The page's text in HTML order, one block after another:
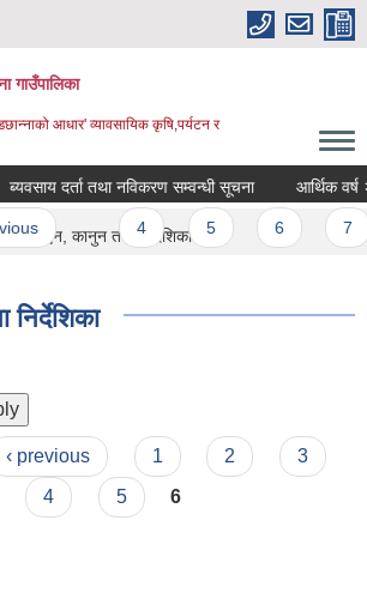
गाउँपालिका
आधार' व्यावसायिक कृषि,पर्यटन र
ब्यवसाय दर्ता तथा नविकरण सम्वन्धी सूचना आर्थिक वर्ष
… 4 5
» ऐन, कानुन तथा निर्देशिका
‹ previous 1 2
3
4
5 6